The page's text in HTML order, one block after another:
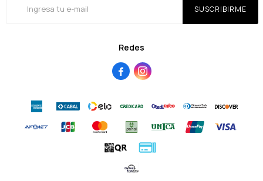
Redes
 
SUSCRIBIRME